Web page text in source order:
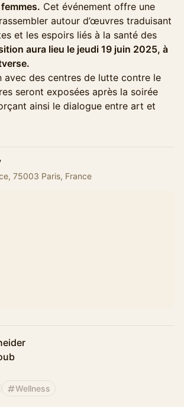
Cet événement offre une
autour d’œuvres traduisant
et les espoirs liés à la santé des
aura lieu le jeudi 19 juin 2025, à
avec des centres de lutte contre le
seront exposées après la soirée
ainsi le dialogue entre art et
75003 Paris, France
Wellness